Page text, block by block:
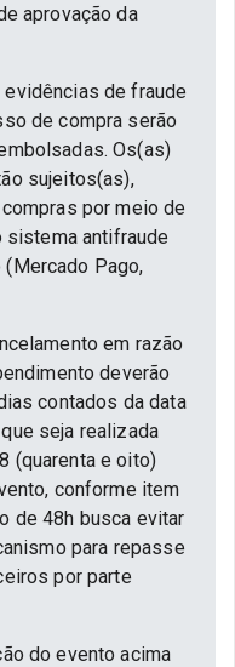
aprovação da
de fraude
de compra serão
Os(as)
sujeitos(as),
por meio de
sistema antifraude
Pago,
em razão
deverão
contados da data
seja realizada
(quarenta e oito)
conforme item
de 48h busca evitar
para repasse
por parte
do evento acima